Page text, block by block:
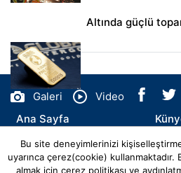
Altında güçlü
Galeri
Video
Ana Sayfa
İletişim
Bu site deneyimlerinizi
uyarınca çerez(cookie) kullanmaktadır.
almak için çerez politikası ve